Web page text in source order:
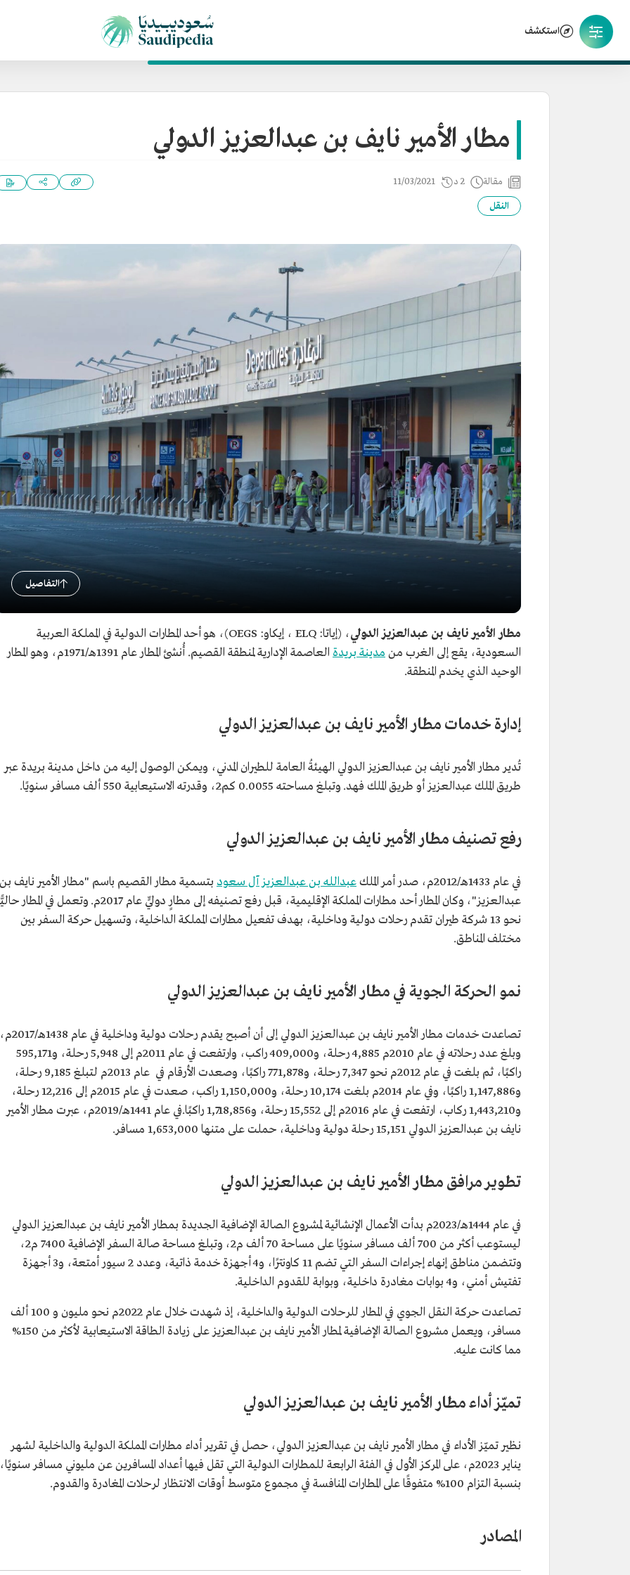
استكشف
مطار الأمير نايف بن عبدالعزيز الدولي
مقالة 2 د 11/03/2021
النقل
التفاصيل
مطار الأمير نايف بن عبدالعزيز الدولي
، (إياتا: ELQ ، إيكاو: OEGS)، هو أحد المطارات الدولية في المملكة العربية
السعودية، يقع إلى الغرب من مدينة بريدة
العاصمة الإدارية لمنطقة القصيم. أُنشئ المطار عام 1391هـ/1971م، وهو المطار
الوحيد الذي يخدم المنطقة.
إدارة خدمات مطار الأمير نايف بن عبدالعزيز الدولي
تُدير مطار الأمير نايف بن عبدالعزيز الدولي الهيئةُ العامة للطيران المدني، ويمكن الوصول إليه من داخل مدينة بريدة عبر
طريق الملك عبدالعزيز أو طريق الملك فهد. وتبلغ مساحته 0.0055 كم2، وقدرته الاستيعابية 550 ألف مسافر سنويًا.
رفع تصنيف مطار الأمير نايف بن عبدالعزيز الدولي
في عام 1433هـ/2012م، صدر أمر الملك عبدالله بن عبدالعزيز آل سعود بتسمية مطار القصيم باسم "مطار الأمير نايف بن
عبدالعزيز"، وكان المطار أحد مطارات المملكة الإقليمية، قبل رفع تصنيفه إلى مطارٍ دوليٍّ عام 2017م. وتعمل في المطار
نحو 13 شركة طيران تقدم رحلات دولية وداخلية، بهدف تفعيل مطارات المملكة الداخلية، وتسهيل حركة السفر بين
مختلف المناطق.
نمو الحركة الجوية في مطار الأمير نايف بن عبدالعزيز الدولي
تصاعدت خدمات مطار الأمير نايف بن عبدالعزيز الدولي إلى أن أصبح يقدم رحلات دولية وداخلية في عام 1438هـ/2017م،
وبلغ عدد رحلاته في عام 2010م 4,885 رحلة، و409,000 راكب، وارتفعت في عام 2011م إلى 5,948 رحلة، و595,171
راكبًا، ثم بلغت في عام 2012م نحو 7,347 رحلة، و771,878 راكبًا، وصعدت الأرقام في عام 2013م لتبلغ 9,185 رحلة،
و1,147,886 راكبًا، وفي عام 2014م بلغت 10,174 رحلة، و1,150,000 راكب، صعدت في عام 2015م إلى 12,216 رحلة،
و1,443,210 ركاب، ارتفعت في عام 2016م إلى 15,552 رحلة، و1,718,856 راكبًا.في عام 1441هـ/2019م، عبرت مطار الأمير
نايف بن عبدالعزيز الدولي 15,151 رحلة دولية وداخلية، حملت على متنها 1,653,000 مسافر.
تطوير مرافق مطار الأمير نايف بن عبدالعزيز الدولي
في عام 1444هـ/2023م بدأت الأعمال الإنشائية لمشروع الصالة الإضافية الجديدة بمطار الأمير نايف بن عبدالعزيز الدولي
ليستوعب أكثر من 700 ألف مسافر سنويًا على مساحة 70 ألف م2، وتبلغ مساحة صالة السفر الإضافية 7400 م2،
وتتضمن مناطق إنهاء إجراءات السفر التي تضم 11 كاونترًا، و4 أجهزة خدمة ذاتية، وعدد 2 سيور أمتعة، و3 أجهزة
تفتيش أمني، و4 بوابات مغادرة داخلية، وبوابة للقدوم الداخلية.
تصاعدت حركة النقل الجوي في المطار للرحلات الدولية والداخلية، إذ شهدت خلال عام 2022م نحو مليون و 100 ألف
مسافر، ويعمل مشروع الصالة الإضافية لمطار الأمير نايف بن عبدالعزيز على زيادة الطاقة الاستيعابية لأكثر من 150%
مما كانت عليه.
تميّز أداء مطار الأمير نايف بن عبدالعزيز الدولي
نظير تميّز الأداء في مطار الأمير نايف بن عبدالعزيز الدولي، حصل في تقرير أداء مطارات المملكة الدولية والداخلية لشهر
يناير 2023م، على المركز الأول في الفئة الرابعة للمطارات الدولية التي تقل فيها أعداد المسافرين عن مليوني مسافر سنويًا،
بنسبة التزام 100% متفوقًا على المطارات المنافسة في مجموع متوسط أوقات الانتظار لرحلات المغادرة والقدوم.
المصادر